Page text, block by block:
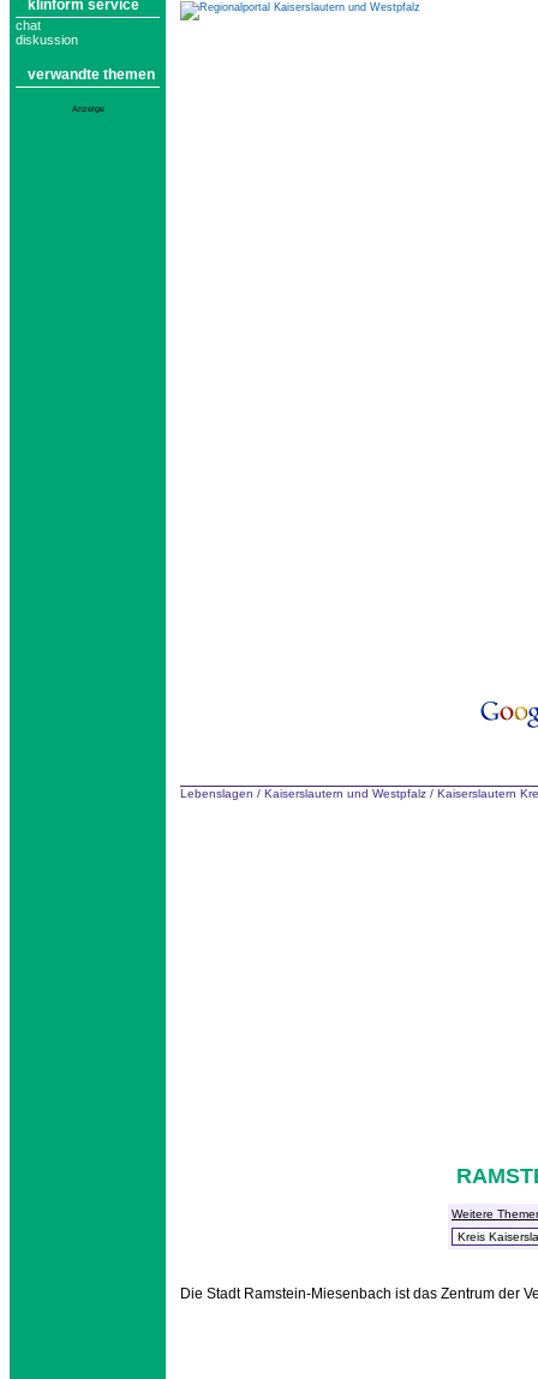
klinform service
chat
diskussion
verwandte themen
Anzeige
Lebenslagen / Kaiserslautern und Westpfalz / Kaiserslautern
Weitere
Die Stadt Ramstein-Miesenbach ist das Zentrum der